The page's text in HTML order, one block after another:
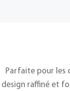
Parfaite pour les
design raffiné et